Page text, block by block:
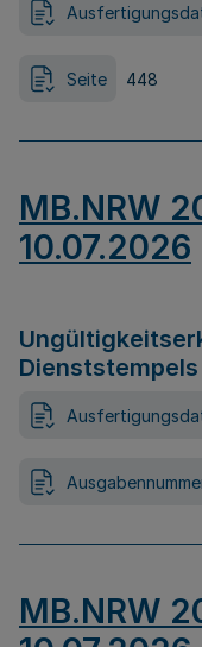
Seite 448
MB.NRW
10.07.2026
Dienststempels
MB.NRW